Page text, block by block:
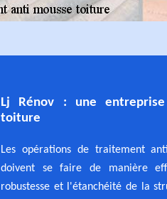
Lj Rénov : une
toiture
Les opérations de traitement
doivent se faire de manière
robustesse et l'étanchéité de la